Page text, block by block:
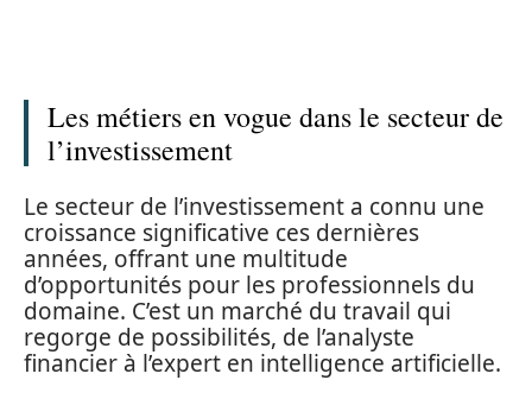
Les métiers en vogue dans le secteur de
l’investissement
Le secteur de l’investissement a connu une
croissance significative ces dernières
années, offrant une multitude
d’opportunités pour les professionnels du
domaine. C’est un marché du travail qui
regorge de possibilités, de l’analyste
financier à l’expert en intelligence artificielle.